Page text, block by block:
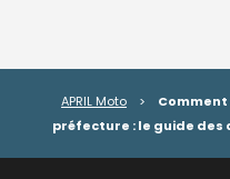
APRIL Moto >
préfecture : le guide des